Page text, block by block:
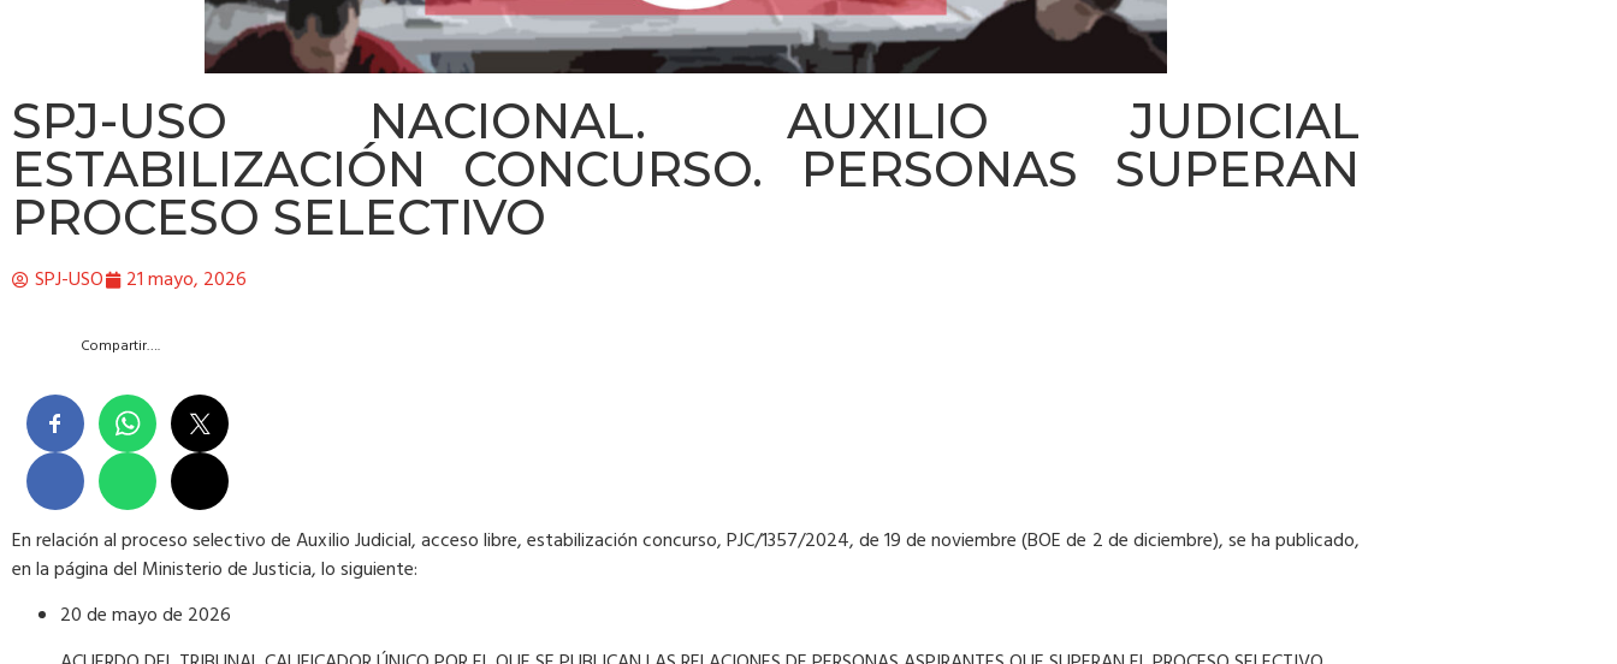
SPJ-USO NACIONAL. AUXILIO JUDICIAL
ESTABILIZACIÓN CONCURSO. PERSONAS SUPERAN
PROCESO SELECTIVO
SPJ-USO 21 mayo, 2026
Compartir….
En relación al proceso selectivo de Auxilio Judicial, acceso libre, estabilización concurso, PJC/1357/2024, de 19 de noviembre (BOE de 2 de diciembre), se ha publicado,
en la página del Ministerio de Justicia, lo siguiente:
20 de mayo de 2026